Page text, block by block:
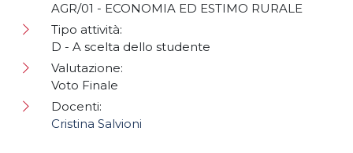
AGR/01 - ECONOMIA ED ESTIMO RURALE
Tipo attività:
D - A scelta dello studente
Valutazione:
Voto Finale
Docenti:
Cristina Salvioni